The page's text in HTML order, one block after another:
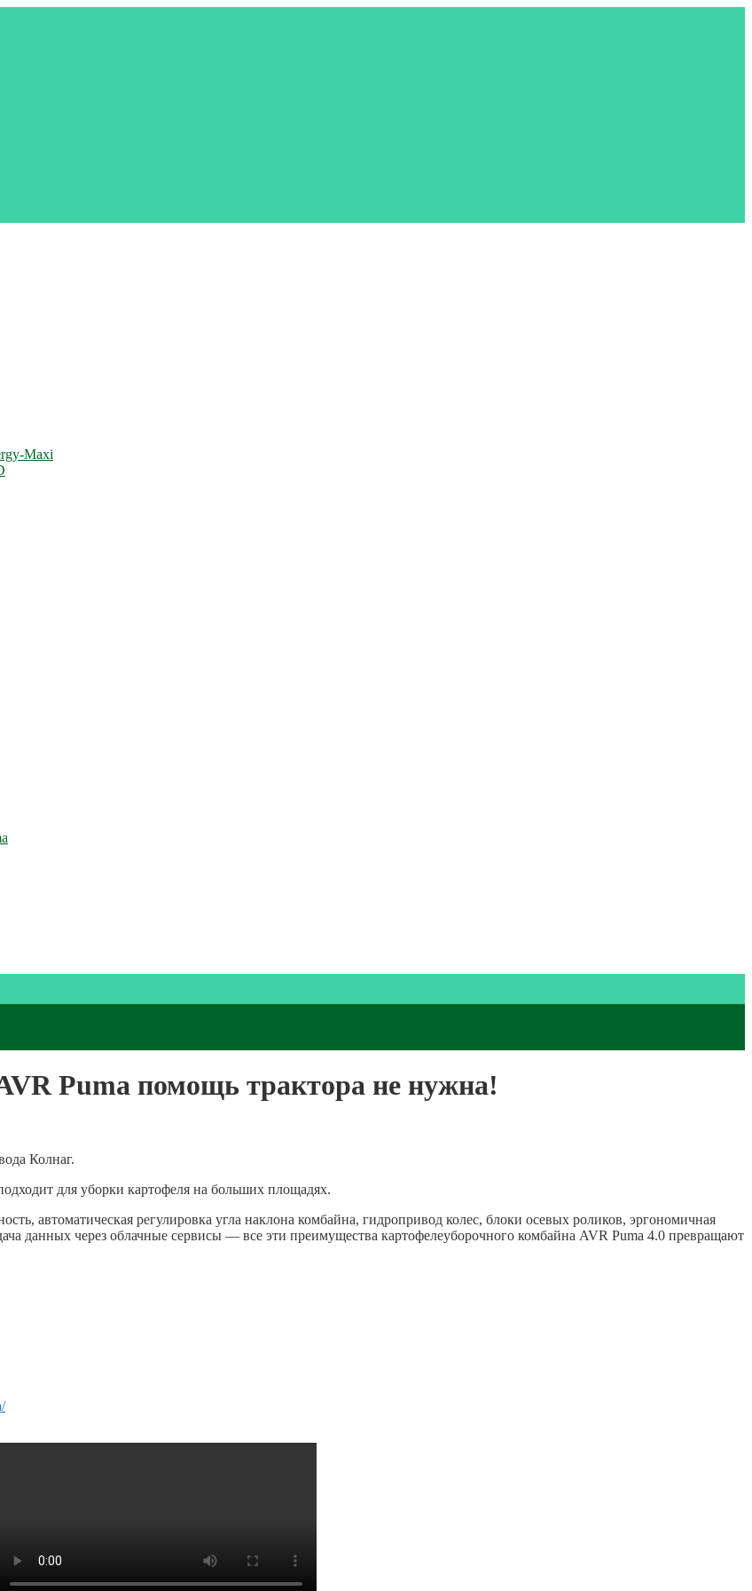
Maxi
Puma помощь трактора не нужна!
Колнаг.
для уборки картофеля на больших площадях.
автоматическая регулировка угла наклона комбайна, гидропривод колес, блоки осевых роликов, эргономичная
данных через облачные сервисы — все эти преимущества картофелеуборочного комбайна AVR Puma 4.0 превращают